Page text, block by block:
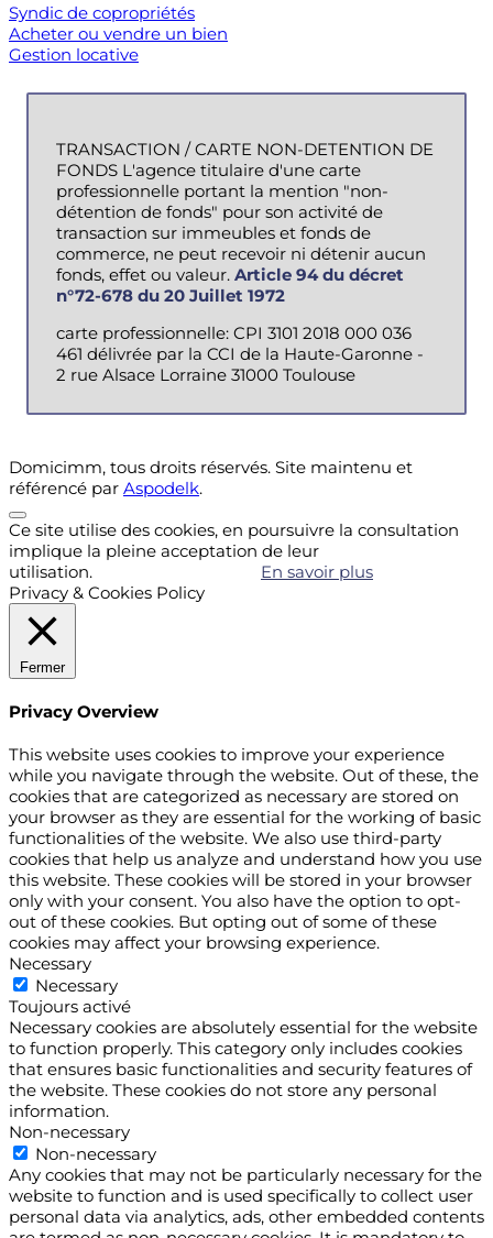
Syndic de copropriétés
Acheter ou vendre un bien
Gestion locative
TRANSACTION / CARTE NON-DETENTION DE
FONDS L'agence titulaire d'une carte
professionnelle portant la mention "non-
détention de fonds" pour son activité de
transaction sur immeubles et fonds de
commerce, ne peut recevoir ni détenir aucun
fonds, effet ou valeur. Article 94 du décret
n°72-678 du 20 Juillet 1972
carte professionnelle: CPI 3101 2018 000 036
461 délivrée par la CCI de la Haute-Garonne -
2 rue Alsace Lorraine 31000 Toulouse
Domicimm, tous droits réservés. Site maintenu et
référencé par Aspodelk.
Ce site utilise des cookies, en poursuivre la consultation
implique la pleine acceptation de leur
utilisation.
En savoir plus
Privacy & Cookies Policy
Fermer
Privacy Overview
This website uses cookies to improve your experience
while you navigate through the website. Out of these, the
cookies that are categorized as necessary are stored on
your browser as they are essential for the working of basic
functionalities of the website. We also use third-party
cookies that help us analyze and understand how you use
this website. These cookies will be stored in your browser
only with your consent. You also have the option to opt-
out of these cookies. But opting out of some of these
cookies may affect your browsing experience.
Necessary
Necessary
Toujours activé
Necessary cookies are absolutely essential for the website
to function properly. This category only includes cookies
that ensures basic functionalities and security features of
the website. These cookies do not store any personal
information.
Non-necessary
Non-necessary
Any cookies that may not be particularly necessary for the
website to function and is used specifically to collect user
personal data via analytics, ads, other embedded contents